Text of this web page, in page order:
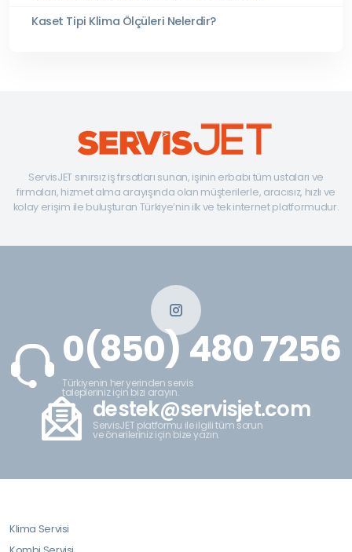
Kaset Tipi Klima Ölçüleri Nelerdir?
ServisJET sınırsız iş fırsatları sunan, işinin erbabı tüm ustaları ve
firmaları, hizmet alma arayışında olan müşterilerle, aracısız, hızlı ve
kolay erişim ile buluşturan Türkiye’nin ilk ve tek internet platformudur.
0(850) 480 7256
Türkiyenin her yerinden servis
talepleriniz için bizi arayın.
destek@servisjet.com
ServisJET platformu ile ilgili tüm sorun
ve önerileriniz için bize yazın.
Klima Servisi